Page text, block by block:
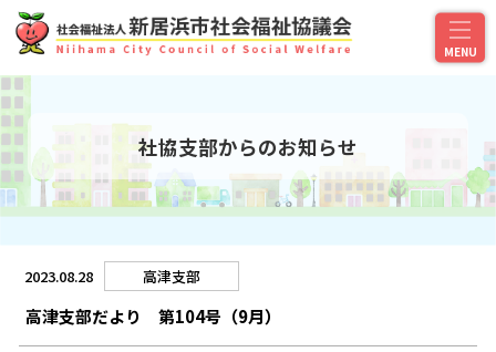
社協支部からのお知らせ
2023.08.28 高津支部
高津支部だより 第104号（9月）